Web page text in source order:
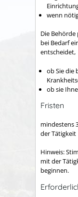
wenn
Die
bei Bedarf
entscheidet,
ob Sie die
ob sie
Fristen
mindestens
der Tätigkeit
Hinweis:
mit der
beginnen.